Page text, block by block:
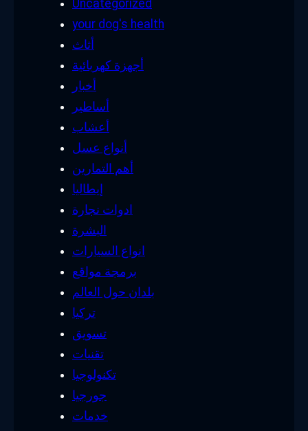
Uncategorized
your dog's health
أثاث
أجهزة كهربائية
أخبار
أساطير
أعشاب
أنواع عسل
أهم التمارين
إيطاليا
ادوات نجارة
البشرة
انواع السيارات
برمجة مواقع
بلدان حول العالم
تركيا
تسويق
تقنيات
تكنولوجيا
جورجيا
خدمات